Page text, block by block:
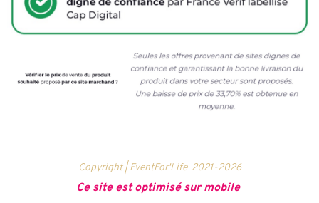
Copyright | EventFor'Life 2021-2026
Ce site est optimisé sur mobile